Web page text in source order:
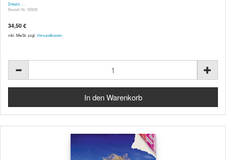
Details …
Bestell-Nr. 59309
34,50 €
inkl. MwSt. zzgl. Versandkosten